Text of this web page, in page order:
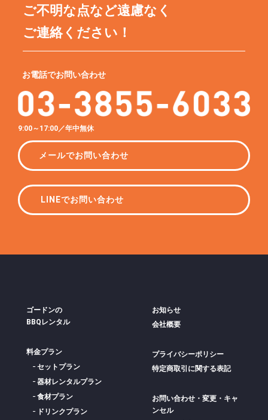
ご不明な点など遠慮なく
ご連絡ください！
お電話でお問い合わせ
9:00～17:00／年中無休
メールでお問い合わせ
LINEでお問い合わせ
ゴードンの
BBQレンタル
料金プラン
セットプラン
器材レンタルプラン
食材プラン
ドリンクプラン
お知らせ
会社概要
プライバシーポリシー
特定商取引に関する表記
お問い合わせ・変更・キャ
ンセル